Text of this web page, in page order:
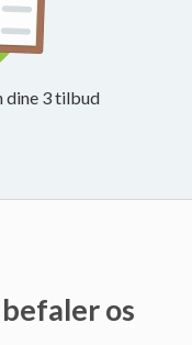
dine 3 tilbud
os